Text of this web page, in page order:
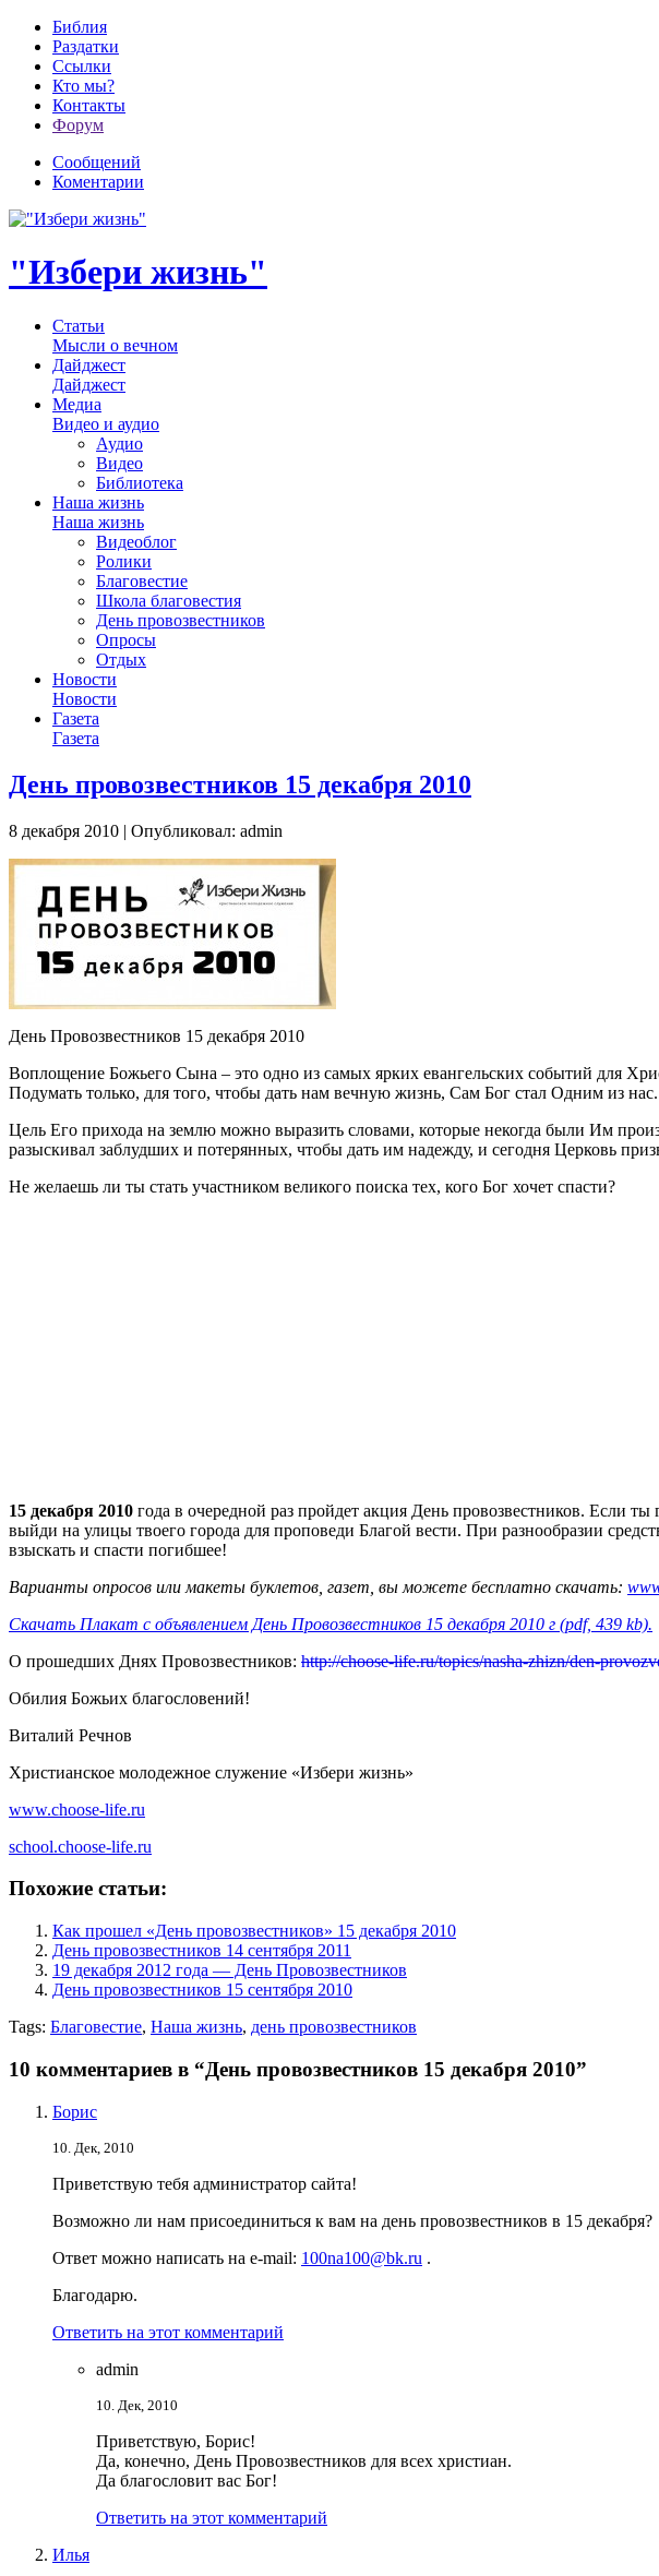
Библия
Раздатки
Ссылки
Кто мы?
Контакты
Форум
Сообщений
Коментарии
"Избери жизнь"
Статьи
Мысли о вечном
Дайджест
Дайджест
Медиа
Видео и аудио
Аудио
Видео
Библиотека
Наша жизнь
Наша жизнь
Видеоблог
Ролики
Благовестие
Школа благовестия
День провозвестников
Опросы
Отдых
Новости
Новости
Газета
Газета
День провозвестников 15 декабря 2010
8 декабря 2010 | Опубликовал: admin
День Провозвестников 15 декабря 2010
Воплощение Божьего Сына – это одно из самых ярких евангельских событий для
Подумать только, для того, чтобы дать нам вечную жизнь, Сам Бог стал Одним из нас.
Цель Его прихода на землю можно выразить словами, которые некогда были Им
разыскивал заблудших и потерянных, чтобы дать им надежду, и сегодня Церковь
Не желаешь ли ты стать участником великого поиска тех, кого Бог хочет спасти?
15 декабря 2010 года в очередной раз пройдет акция День провозвестников. Если ты
выйди на улицы твоего города для проповеди Благой вести. При разнообразии
взыскать и спасти погибшее!
Варианты опросов или макеты буклетов, газет, вы можете бесплатно скачать:
Скачать Плакат с объявлением День Провозвестников 15 декабря 2010 г (pdf, 439 kb).
О прошедших Днях Провозвестников: http://choose-life.ru/topics/nasha-zhizn/den-
Обилия Божьих благословений!
Виталий Речнов
Христианское молодежное служение «Избери жизнь»
www.choose-life.ru
school.choose-life.ru
Похожие статьи:
Как прошел «День провозвестников» 15 декабря 2010
День провозвестников 14 сентября 2011
19 декабря 2012 года — День Провозвестников
День провозвестников 15 сентября 2010
Tags: Благовестие, Наша жизнь, день провозвестников
10 комментариев в “День провозвестников 15 декабря 2010”
Борис
10. Дек, 2010
Приветствую тебя администратор сайта!
Возможно ли нам присоединиться к вам на день провозвестников в 15 декабря?
Ответ можно написать на e-mail: 100na100@bk.ru .
Благодарю.
Ответить на этот комментарий
admin
10. Дек, 2010
Приветствую, Борис!
Да, конечно, День Провозвестников для всех христиан.
Да благословит вас Бог!
Ответить на этот комментарий
Илья